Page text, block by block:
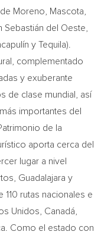
Moreno, Mascota,
Sebastián del Oeste,
y Tequila).
complementado
y exuberante
de clase mundial, así
importantes del
de la
aporta cerca del
lugar a nivel
Guadalajara y
rutas nacionales e
Unidos, Canadá,
Como el estado con